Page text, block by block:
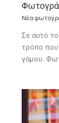
Νέα
Σε αυτό
τρόπο
γάμου.